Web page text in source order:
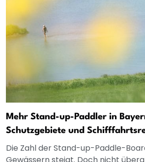
Mehr Stand-up-Paddler in
Schutzgebiete und
Die Zahl der Stand-up-Paddle-
Gewässern steigt. Doch nicht